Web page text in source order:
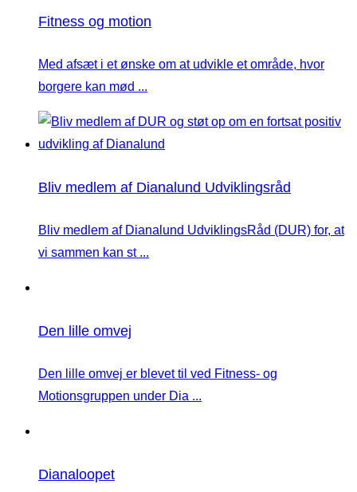
Fitness og motion
Med afsæt i et ønske om at udvikle et område, hvor
borgere kan mød ...
Bliv medlem af Dianalund Udviklingsråd
Bliv medlem af Dianalund UdviklingsRåd (DUR) for, at
vi sammen kan st ...
Den lille omvej
Den lille omvej er blevet til ved Fitness- og
Motionsgruppen under Dia ...
Dianaloopet